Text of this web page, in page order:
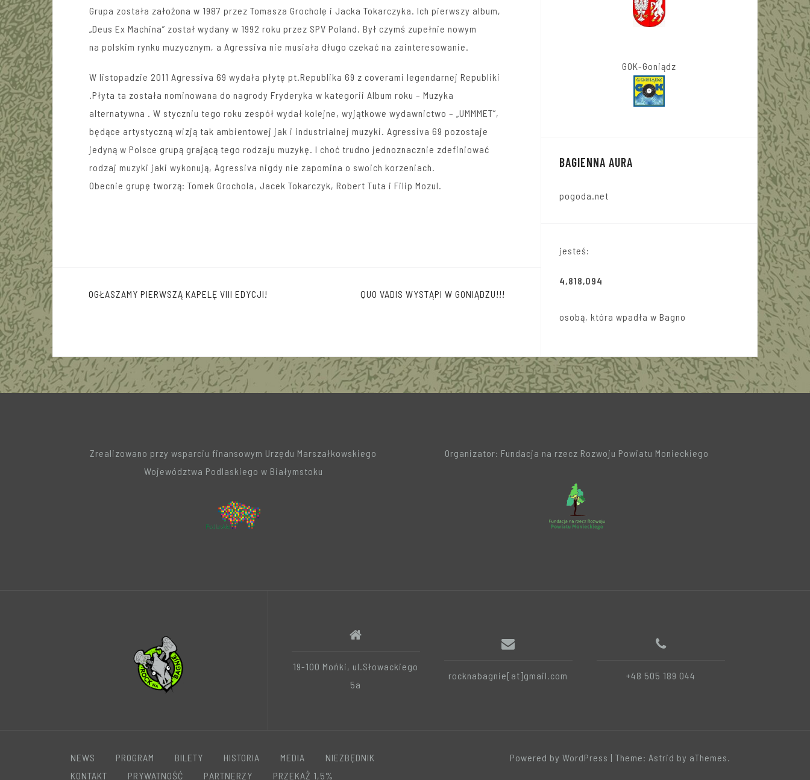
Grupa została założona w 1987 przez Tomasza Grocholę i Jacka Tokarczyka. Ich pierwszy album,
„Deus Ex Machina” został wydany w 1992 roku przez SPV Poland. Był czymś zupełnie nowym
na polskim rynku muzycznym, a Agressiva nie musiała długo czekać na zainteresowanie.
W listopadzie 2011 Agressiva 69 wydała płytę pt.Republika 69 z coverami legendarnej Republiki
.Płyta ta została nominowana do nagrody Fryderyka w kategorii Album roku – Muzyka
alternatywna . W styczniu tego roku zespół wydał kolejne, wyjątkowe wydawnictwo – „UMMMET”,
będące artystyczną wizją tak ambientowej jak i industrialnej muzyki. Agressiva 69 pozostaje
jedyną w Polsce grupą grającą tego rodzaju muzykę. I choć trudno jednoznacznie zdefiniować
rodzaj muzyki jaki wykonują, Agressiva nigdy nie zapomina o swoich korzeniach.
Obecnie grupę tworzą: Tomek Grochola, Jacek Tokarczyk, Robert Tuta i Filip Mozul.
Nawigacja
OGŁASZAMY PIERWSZĄ KAPELĘ VIII EDYCJI! QUO VADIS WYSTĄPI W GONIĄDZU!!!
GOK-Goniądz
BAGIENNA AURA
pogoda.net
jesteś:
4,818,094
osobą, która wpadła w Bagno
Zrealizowano przy wsparciu finansowym Urzędu Marszałkowskiego
Województwa Podlaskiego w Białymstoku
Organizator: Fundacja na rzecz Rozwoju Powiatu Monieckiego
19-100 Mońki, ul.Słowackiego
5a
rocknabagnie[at]gmail.com +48 505 189 044
NEWS PROGRAM BILETY HISTORIA MEDIA
NIEZBĘDNIK
KONTAKT
PRYWATNOŚĆ PARTNERZY PRZEKAŻ 1,5%
Powered by WordPress | Theme: Astrid by aThemes.